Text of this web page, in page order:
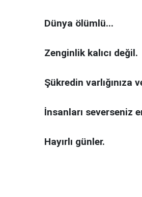
Dünya ölümlü...
Zenginlik kalıcı değil.
Şükredin varlığınıza
İnsanları severseniz
Hayırlı günler.